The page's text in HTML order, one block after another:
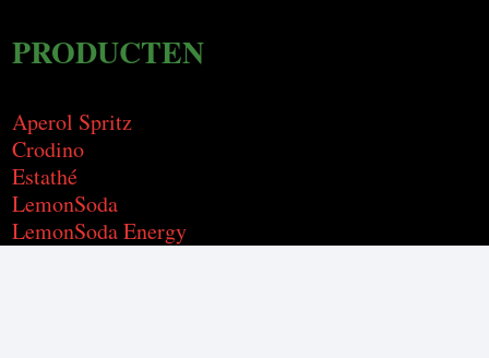
PRODUCTEN
Aperol Spritz
Crodino
Estathé
LemonSoda
LemonSoda Energy